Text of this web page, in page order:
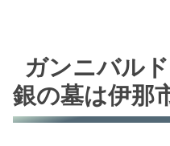
ガンニバル
銀の墓は伊那